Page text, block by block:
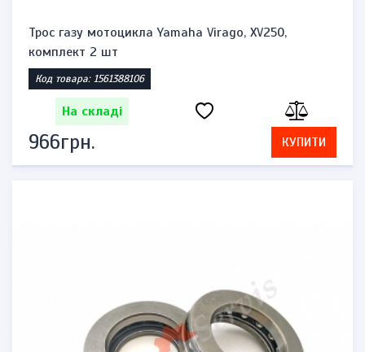
Трос газу мотоцикла Yamaha Virago, XV250,
комплект 2 шт
Код товара: 1561388106
На складі
966грн. КУПИТИ